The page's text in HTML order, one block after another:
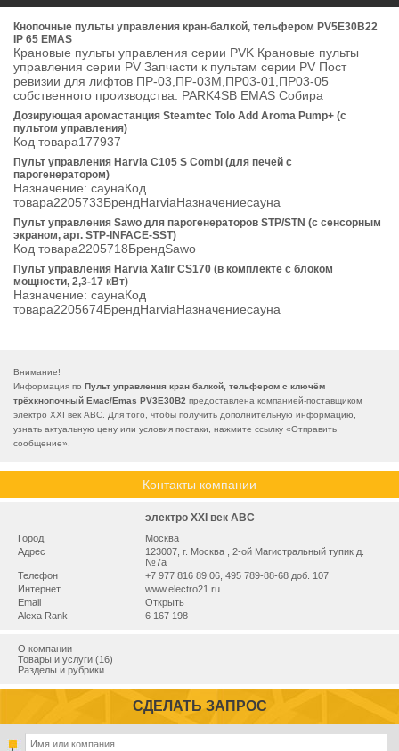
Кнопочные пульты управления кран-балкой, тельфером PV5E30B22
IP 65 EMAS
Крановые пульты управления серии PVK Крановые пульты
управления серии PV Запчасти к пультам серии PV Пост
ревизии для лифтов ПР-03,ПР-03М,ПР03-01,ПР03-05
собственного производства. PARK4SB EMAS Собира
Дозирующая аромастанция Steamtec Tolo Add Aroma Pump+ (с
пультом управления)
Код товара177937
Пульт управления Harvia C105 S Combi (для печей с
парогенератором)
Назначение: саунаКод
товара2205733БрендHarviaНазначениесауна
Пульт управления Sawo для парогенераторов STP/STN (с сенсорным
экраном, арт. STP-INFACE-SST)
Код товара2205718БрендSawo
Пульт управления Harvia Xafir CS170 (в комплекте с блоком
мощности, 2,3-17 кВт)
Назначение: саунаКод
товара2205674БрендHarviaНазначениесауна
Внимание!
Информация по Пульт управления кран балкой, тельфером с ключём
трёхкнопочный Емас/Emas PV3E30B2 предоставлена компанией-поставщиком
электро XXI век АВС. Для того, чтобы получить дополнительную информацию,
узнать актуальную цену или условия постаки, нажмите ссылку «Отправить
сообщение».
Контакты компании
электро XXI век АВС
Город
Москва
Адрес
123007, г. Москва , 2-ой Магистральный тупик д.
№7а
Телефон
+7 977 816 89 06, 495 789-88-68 доб. 107
Интернет
www.electro21.ru
Email
Открыть
Alexa Rank
6 167 198
О компании
Товары и услуги (16)
Разделы и рубрики
СДЕЛАТЬ ЗАПРОС